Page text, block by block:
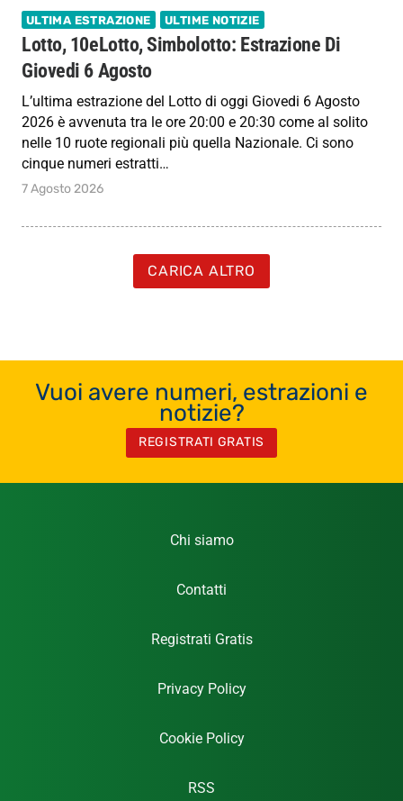
ULTIMA ESTRAZIONE ULTIME NOTIZIE
Lotto, 10eLotto, Simbolotto: Estrazione Di
Giovedi 6 Agosto
L’ultima estrazione del Lotto di oggi Giovedi 6 Agosto
2026 è avvenuta tra le ore 20:00 e 20:30 come al solito
nelle 10 ruote regionali più quella Nazionale. Ci sono
cinque numeri estratti…
7 Agosto 2026
CARICA ALTRO
Vuoi avere numeri, estrazioni e
notizie?
REGISTRATI GRATIS
Chi siamo
Contatti
Registrati Gratis
Privacy Policy
Cookie Policy
RSS